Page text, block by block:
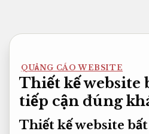
nội
QUẢNG CÁO WEBSITE
Thiết kế website
tiếp cận đúng
Thiết kế website